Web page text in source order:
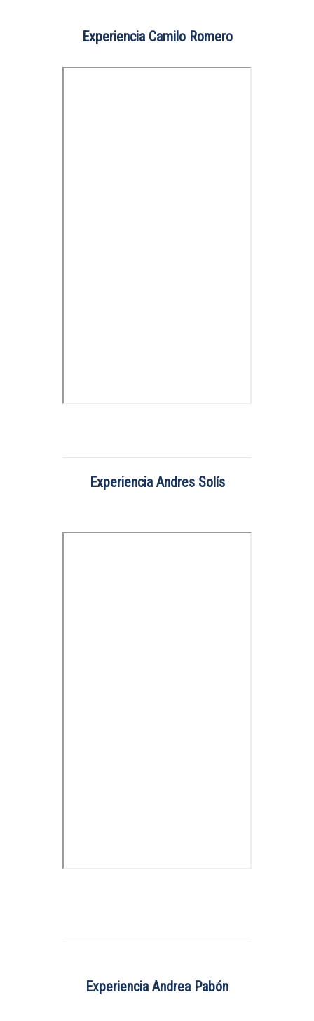
Experiencia Camilo Romero
Experiencia Andres Solís
Experiencia Andrea Pabón